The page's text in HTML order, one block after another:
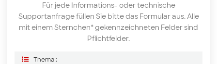
Für jede Informations- oder technische
Supportanfrage füllen Sie bitte das Formular aus. Alle
mit einem Sternchen* gekennzeichneten Felder sind
Pflichtfelder.
Thema :